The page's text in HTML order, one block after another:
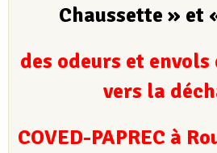
Chaussette » et
des odeurs et
vers la
COVED-PAPREC à